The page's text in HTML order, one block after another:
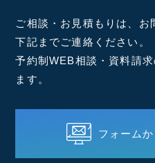
ご相談・お見積もりは、お
下記までご連絡ください。
予約制WEB相談・資料請
ます。
フォーム